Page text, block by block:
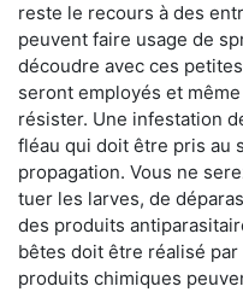
reste le recours à des
peuvent faire usage de
découdre avec ces
seront employés et
résister. Une infestation
fléau qui doit être pris au
propagation. Vous ne
tuer les larves, de
des produits
bêtes doit être réalisé
produits chimiques